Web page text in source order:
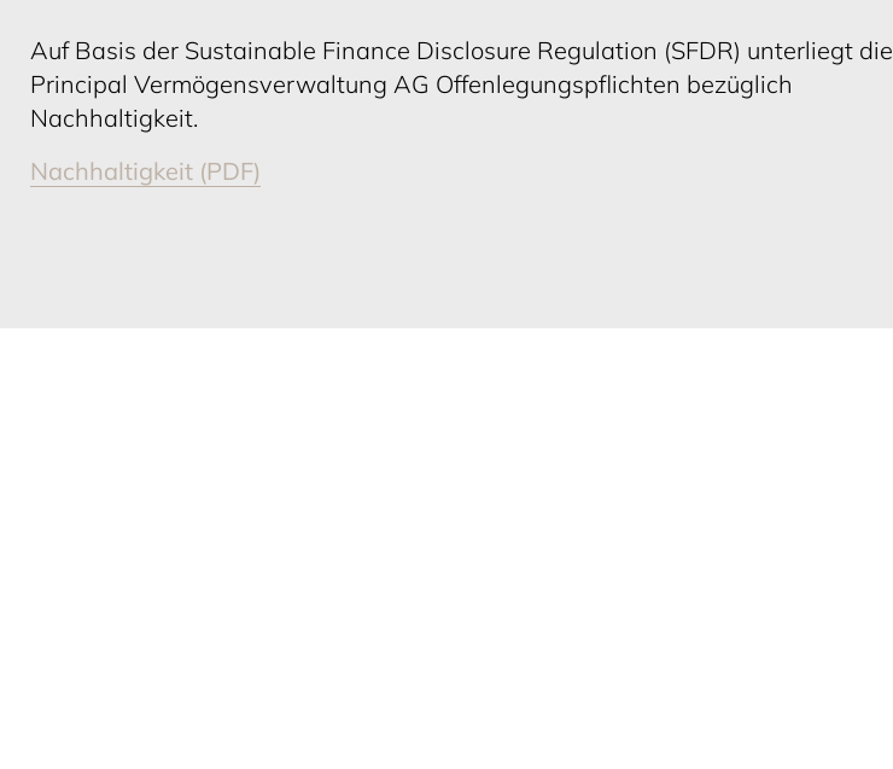
Auf Basis der Sustainable Finance Disclosure Regulation (SFDR) unterliegt die
Principal Vermögensverwaltung AG Offenlegungspflichten bezüglich
Nachhaltigkeit.
Nachhaltigkeit (PDF)